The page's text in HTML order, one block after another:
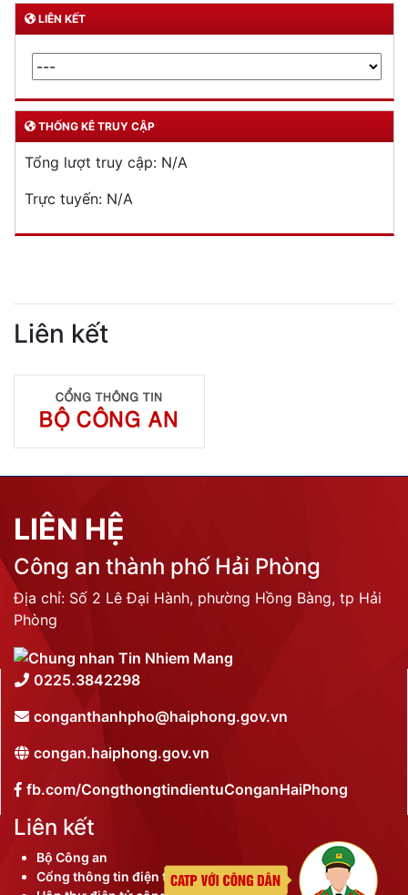
LIÊN KẾT
THỐNG KÊ TRUY CẬP
Tổng lượt truy cập: N/A
Trực tuyến: N/A
Liên kết
LIÊN HỆ
Công an thành phố Hải Phòng
Địa chỉ: Số 2 Lê Đại Hành, phường Hồng Bàng, tp Hải
Phòng
0225.3842298
conganthanhpho@haiphong.gov.vn
congan.haiphong.gov.vn
fb.com/CongthongtindientuConganHaiPhong
Liên kết
Bộ Công an
Cổng thông tin điện tử thành phố